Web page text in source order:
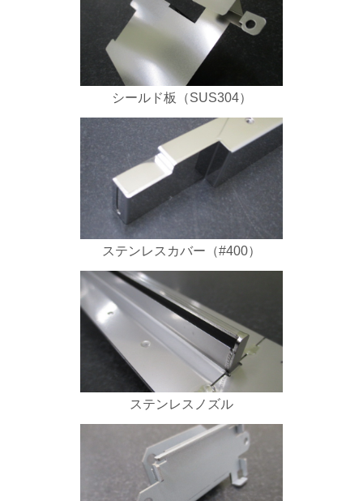
シールド板（SUS304）
ステンレスカバー（#400）
ステンレスノズル